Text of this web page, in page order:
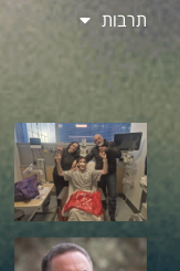
תרבות